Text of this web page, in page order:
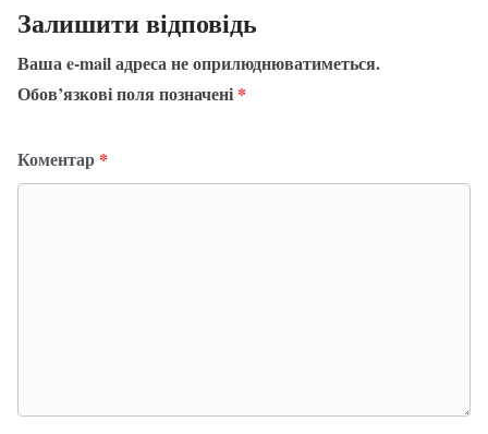
Залишити відповідь
Ваша e-mail адреса не оприлюднюватиметься.
Обов’язкові поля позначені *
Коментар *